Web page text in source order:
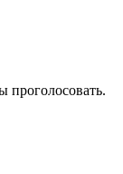
проголосовать.